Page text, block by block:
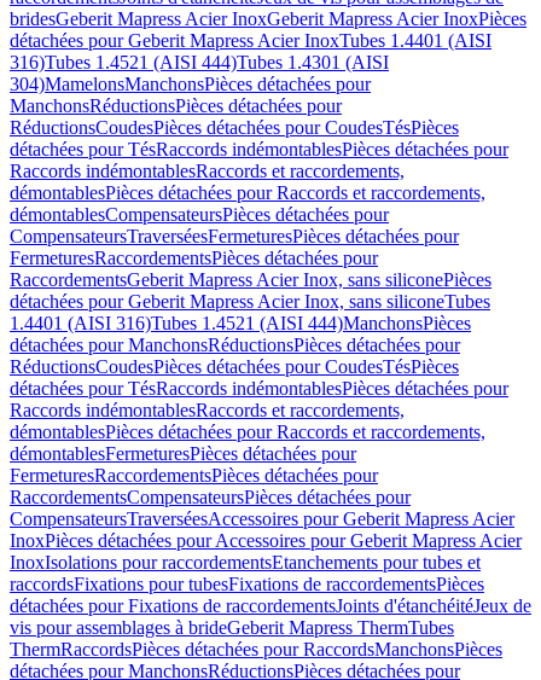
bridesGeberit Mapress Acier InoxGeberit Mapress Acier InoxPièces
détachées pour Geberit Mapress Acier InoxTubes 1.4401 (AISI
316)Tubes 1.4521 (AISI 444)Tubes 1.4301 (AISI
304)MamelonsManchonsPièces détachées pour
ManchonsRéductionsPièces détachées pour
RéductionsCoudesPièces détachées pour CoudesTésPièces
détachées pour TésRaccords indémontablesPièces détachées pour
Raccords indémontablesRaccords et raccordements,
démontablesPièces détachées pour Raccords et raccordements,
démontablesCompensateursPièces détachées pour
CompensateursTraverséesFermeturesPièces détachées pour
FermeturesRaccordementsPièces détachées pour
RaccordementsGeberit Mapress Acier Inox, sans siliconePièces
détachées pour Geberit Mapress Acier Inox, sans siliconeTubes
1.4401 (AISI 316)Tubes 1.4521 (AISI 444)ManchonsPièces
détachées pour ManchonsRéductionsPièces détachées pour
RéductionsCoudesPièces détachées pour CoudesTésPièces
détachées pour TésRaccords indémontablesPièces détachées pour
Raccords indémontablesRaccords et raccordements,
démontablesPièces détachées pour Raccords et raccordements,
démontablesFermeturesPièces détachées pour
FermeturesRaccordementsPièces détachées pour
RaccordementsCompensateursPièces détachées pour
CompensateursTraverséesAccessoires pour Geberit Mapress Acier
InoxPièces détachées pour Accessoires pour Geberit Mapress Acier
InoxIsolations pour raccordementsEtanchements pour tubes et
raccordsFixations pour tubesFixations de raccordementsPièces
détachées pour Fixations de raccordementsJoints d'étanchéitéJeux de
vis pour assemblages à brideGeberit Mapress ThermTubes
ThermRaccordsPièces détachées pour RaccordsManchonsPièces
détachées pour ManchonsRéductionsPièces détachées pour